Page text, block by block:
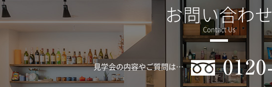
お問い合わせ
見学会の内容やご質問は…